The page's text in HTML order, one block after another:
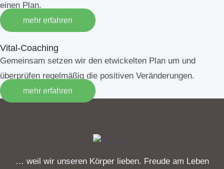
einen Plan.
mehr erfahren
Vital-Coaching
Gemeinsam setzen wir den etwickelten Plan um und
überprüfen regelmäßig die positiven Veränderungen.
mehr erfahren
… weil wir unseren Körper lieben. Freude am Leben